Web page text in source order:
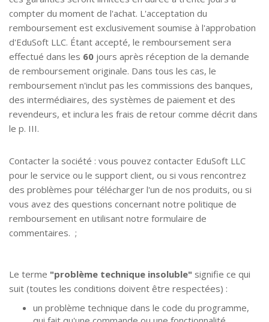
SUPPORT NOUVELLES
PANNEAU CLIENT
compter du moment de l'achat. L'acceptation du
remboursement est exclusivement soumise à l'approbation
d'EduSoft LLC. Étant accepté, le remboursement sera
effectué dans les 60 jours après réception de la demande
de remboursement originale. Dans tous les cas, le
remboursement n'inclut pas les commissions des banques,
des intermédiaires, des systèmes de paiement et des
revendeurs, et inclura les frais de retour comme décrit dans
le p. III.
Contacter la société : vous pouvez contacter EduSoft LLC
pour le service ou le support client, ou si vous rencontrez
des problèmes pour télécharger l'un de nos produits, ou si
vous avez des questions concernant notre politique de
remboursement en utilisant notre formulaire de
commentaires. ;
Le terme "problème technique insoluble" signifie ce qui
suit (toutes les conditions doivent être respectées) :
un problème technique dans le code du programme,